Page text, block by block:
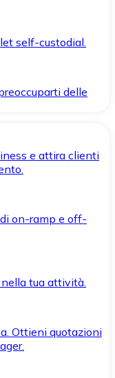
self-custodial.
delle
e attira clienti
on-ramp e off-
tua attività.
Ottieni quotazioni